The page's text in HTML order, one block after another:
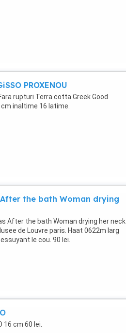
PROXENOU
rupturi Terra cotta Greek Good
inaltime 16 latime.
After the bath Woman drying
After the bath Woman drying her neck
de Louvre paris. Haat 0622m larg
le cou. 90 lei.
cm 60 lei.